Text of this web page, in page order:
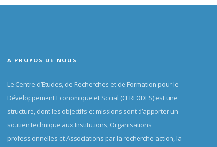
A PROPOS DE NOUS
Le Centre d’Etudes, de Recherches et de Formation pour le
Développement Economique et Social (CERFODES) est une
structure, dont les objectifs et missions sont d’apporter un
soutien technique aux Institutions, Organisations
professionnelles et Associations par la recherche-action, la